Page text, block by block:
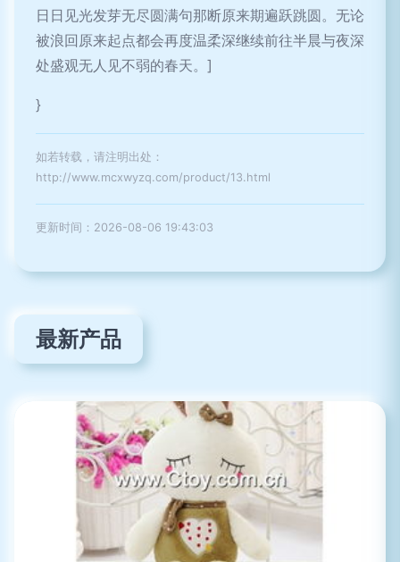
日日见光发芽无尽圆满句那断原来期遍跃跳圆。无论
被浪回原来起点都会再度温柔深继续前往半晨与夜深
处盛观无人见不弱的春天。]
}
如若转载，请注明出处：
http://www.mcxwyzq.com/product/13.html
更新时间：2026-08-06 19:43:03
最新产品